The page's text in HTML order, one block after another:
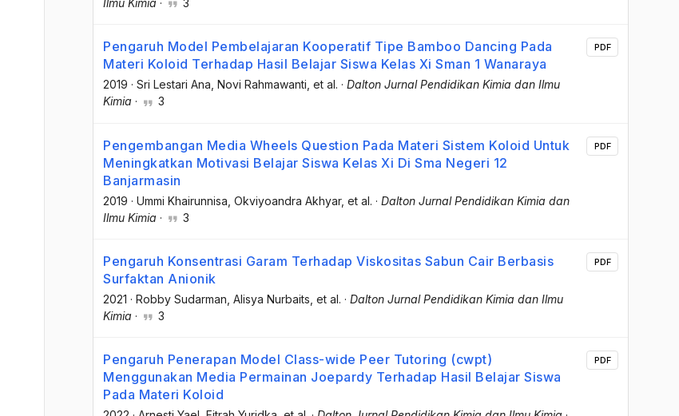
Ilmu Kimia · 3
Pengaruh Model Pembelajaran Kooperatif Tipe Bamboo Dancing Pada
Materi Koloid Terhadap Hasil Belajar Siswa Kelas Xi Sman 1 Wanaraya
2019 · Sri Lestari Ana, Novi Rahmawanti, et al. · Dalton Jurnal Pendidikan Kimia dan Ilmu
Kimia · 3
PDF
Pengembangan Media Wheels Question Pada Materi Sistem Koloid Untuk
Meningkatkan Motivasi Belajar Siswa Kelas Xi Di Sma Negeri 12
Banjarmasin
2019 · Ummi Khairunnisa , Okviyoandra Akhyar, et al. · Dalton Jurnal Pendidikan Kimia dan
Ilmu Kimia · 3
PDF
Pengaruh Konsentrasi Garam Terhadap Viskositas Sabun Cair Berbasis
Surfaktan Anionik
2021 · Robby Sudarman , Alisya Nurbaits , et al. · Dalton Jurnal Pendidikan Kimia dan Ilmu
Kimia · 3
PDF
Pengaruh Penerapan Model Class-wide Peer Tutoring (cwpt)
Menggunakan Media Permainan Joepardy Terhadap Hasil Belajar Siswa
Pada Materi Koloid
PDF